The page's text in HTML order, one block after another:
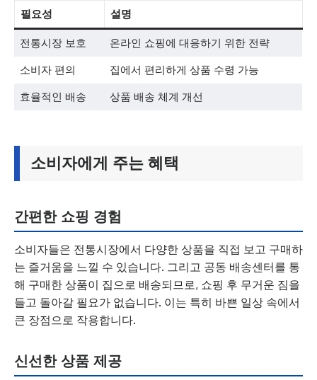
필요성 설명
전통시장 보호 온라인 쇼핑에 대응하기 위한 전략
소비자 편의 집에서 편리하게 상품 수령 가능
효율적인 배송 상품 배송 체계 개선
소비자에게 주는 혜택
간편한 쇼핑 경험
소비자들은 전통시장에서 다양한 상품을 직접 보고 구매하
는 즐거움을 느낄 수 있습니다. 그리고 공동 배송센터를 통
해 구매한 상품이 집으로 배송되므로, 쇼핑 후 무거운 짐을
들고 돌아갈 필요가 없습니다. 이는 특히 바쁜 일상 속에서
큰 장점으로 작용합니다.
신선한 상품 제공